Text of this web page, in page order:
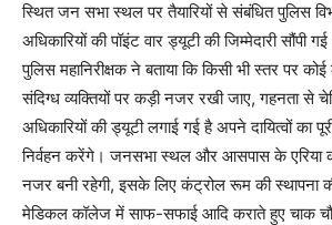
स्थित जन सभा स्थल पर तैयारियों से संबंधित पुलिस
अधिकारियों की पॉइंट वार ड्यूटी की जिम्मेदारी सौंपी
पुलिस महानिरीक्षक ने बताया कि किसी भी स्तर पर कोई
संदिग्ध व्यक्तियों पर कड़ी नजर रखी जाए, गहनता से
अधिकारियों की ड्यूटी लगाई गई है अपने दायित्वों का
निर्वहन करेंगे। जनसभा स्थल और आसपास के एरिया की
नजर बनी रहेगी, इसके लिए कंट्रोल रूम की स्थापना
मेडिकल कॉलेज में साफ-सफाई आदि कराते हुए चाक